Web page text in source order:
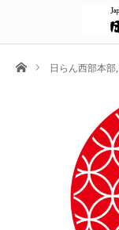
ホーム日らん西部本部,